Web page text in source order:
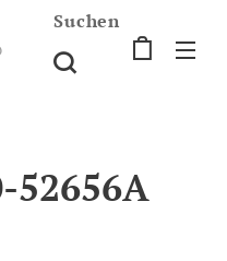
Suchen
52656A